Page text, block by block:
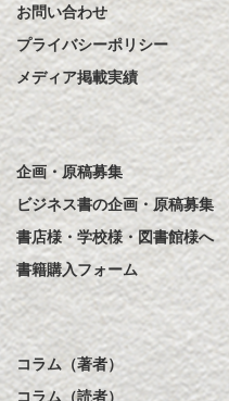
お問い合わせ
プライバシーポリシー
メディア掲載実績
企画・原稿募集
ビジネス書の企画・原稿募集
書店様・学校様・図書館様へ
書籍購入フォーム
コラム（著者）
コラム（読者）